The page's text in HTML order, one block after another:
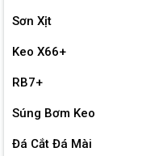
Sơn Xịt
Keo X66+
RB7+
Súng Bơm Keo
Đá Cắt Đá Mài